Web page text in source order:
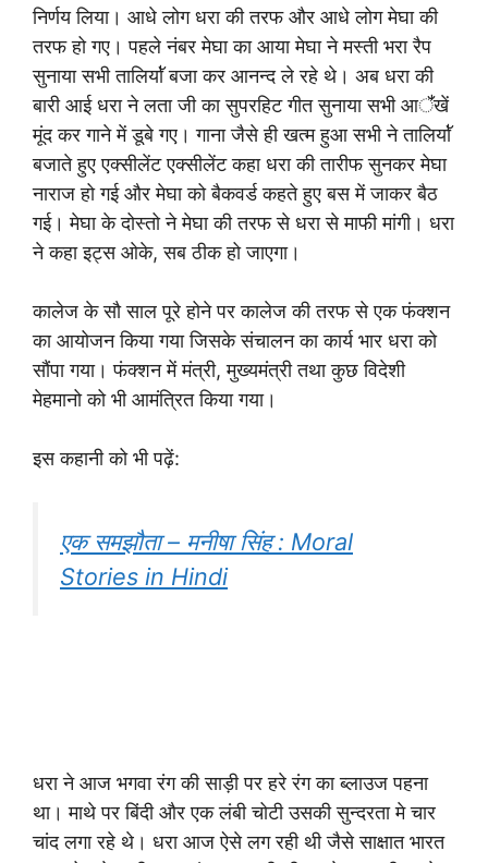
निर्णय लिया। आधे लोग धरा की तरफ और आधे लोग मेघा की
तरफ हो गए। पहले नंबर मेघा का आया मेघा ने मस्ती भरा रैप
सुनाया सभी तालियाॅ॑ बजा कर आनन्द ले रहे थे। अब धरा की
बारी आई धरा ने लता जी का सुपरहिट गीत सुनाया सभी आॅ॑खें
मूंद कर गाने में डूबे गए। गाना जैसे ही खत्म हुआ सभी ने तालियाॅ॑
बजाते हुए एक्सीलेंट एक्सीलेंट कहा धरा की तारीफ सुनकर मेघा
नाराज हो गई और मेघा को बैकवर्ड कहते हुए बस में जाकर बैठ
गई। मेघा के दोस्तो ने मेघा की तरफ से धरा से माफी मांगी। धरा
ने कहा इट्स ओके, सब ठीक हो जाएगा।
कालेज के सौ साल पूरे होने पर कालेज की तरफ से एक फंक्शन
का आयोजन किया गया जिसके संचालन का कार्य भार धरा को
सौंपा गया। फंक्शन में मंत्री, मुख्यमंत्री तथा कुछ विदेशी
मेहमानो को भी आमंत्रित किया गया।
इस कहानी को भी पढ़ें:
एक समझौता – मनीषा सिंह : Moral
Stories in Hindi
धरा ने आज भगवा रंग की साड़ी पर हरे रंग का ब्लाउज पहना
था। माथे पर बिंदी और एक लंबी चोटी उसकी सुन्दरता मे चार
चांद लगा रहे थे। धरा आज ऐसे लग रही थी जैसे साक्षात भारत